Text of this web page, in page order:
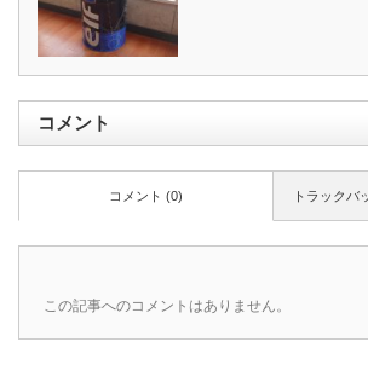
コメント
トラックバ
コメント (0)
この記事へのコメントはありません。